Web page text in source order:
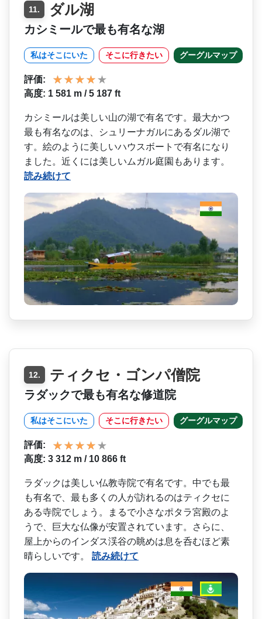
11. ダル湖
カシミールで最も有名な湖
私はそこにいた そこに行きたい グーグルマップ
評価:
高度: 1 581 m / 5 187 ft
カシミールは美しい山の湖で­有名です。最大かつ
最も有名なのは、シュリーナガル­にあるダル湖で
す。絵のように美しいハウスボートで­有名になり
ました。近くには美しいムガル庭園もあり­ます。
読み続けて
12. ティクセ・ゴンパ僧院
ラダックで最も有名な修道院
私はそこにいた そこに行きたい グーグルマップ
評価:
高度: 3 312 m / 10 866 ft
ラダックは美しい仏教寺院で­有名です。中でも最
も有名で、最も多くの人が訪れる­のはティクセに
ある寺院でしょう。まるで小さなポタ­ラ宮殿のよ
うで、巨大な仏像が安置されています。さ­らに、
屋上からのインダス渓谷の眺めは息を呑むほど­素
晴らしいです。 読み続けて